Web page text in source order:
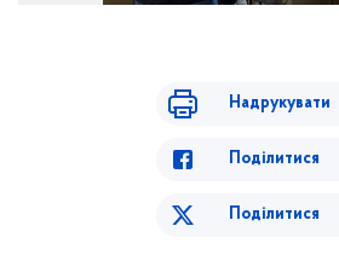
Надрукувати
Поділитися
Поділитися